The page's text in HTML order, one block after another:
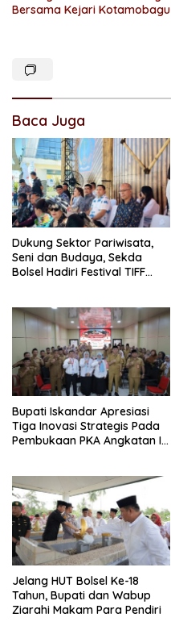
Bersama Kejari Kotamobagu
Baca Juga
Dukung Sektor Pariwisata,
Seni dan Budaya, Sekda
Bolsel Hadiri Festival TIFF
Bupati Iskandar Apresiasi
Tiga Inovasi Strategis Pada
Pembukaan PKA Angkatan II
Jelang HUT Bolsel Ke-18
Tahun, Bupati dan Wabup
Ziarahi Makam Para Pendiri